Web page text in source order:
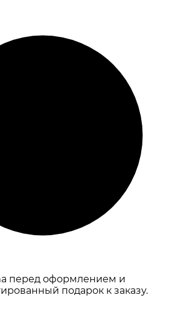
перед оформлением и
подарок к заказу.